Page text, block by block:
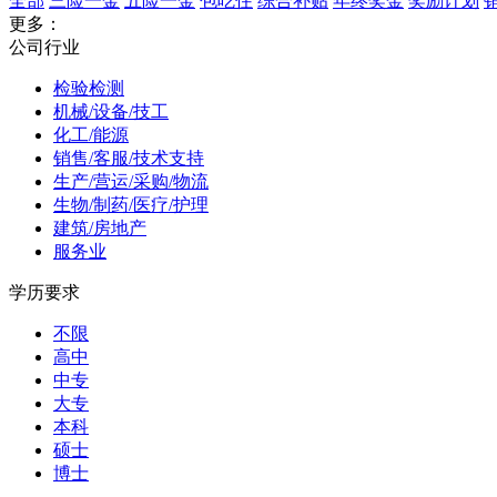
更多：
公司行业
检验检测
机械/设备/技工
化工/能源
销售/客服/技术支持
生产/营运/采购/物流
生物/制药/医疗/护理
建筑/房地产
服务业
学历要求
不限
高中
中专
大专
本科
硕士
博士